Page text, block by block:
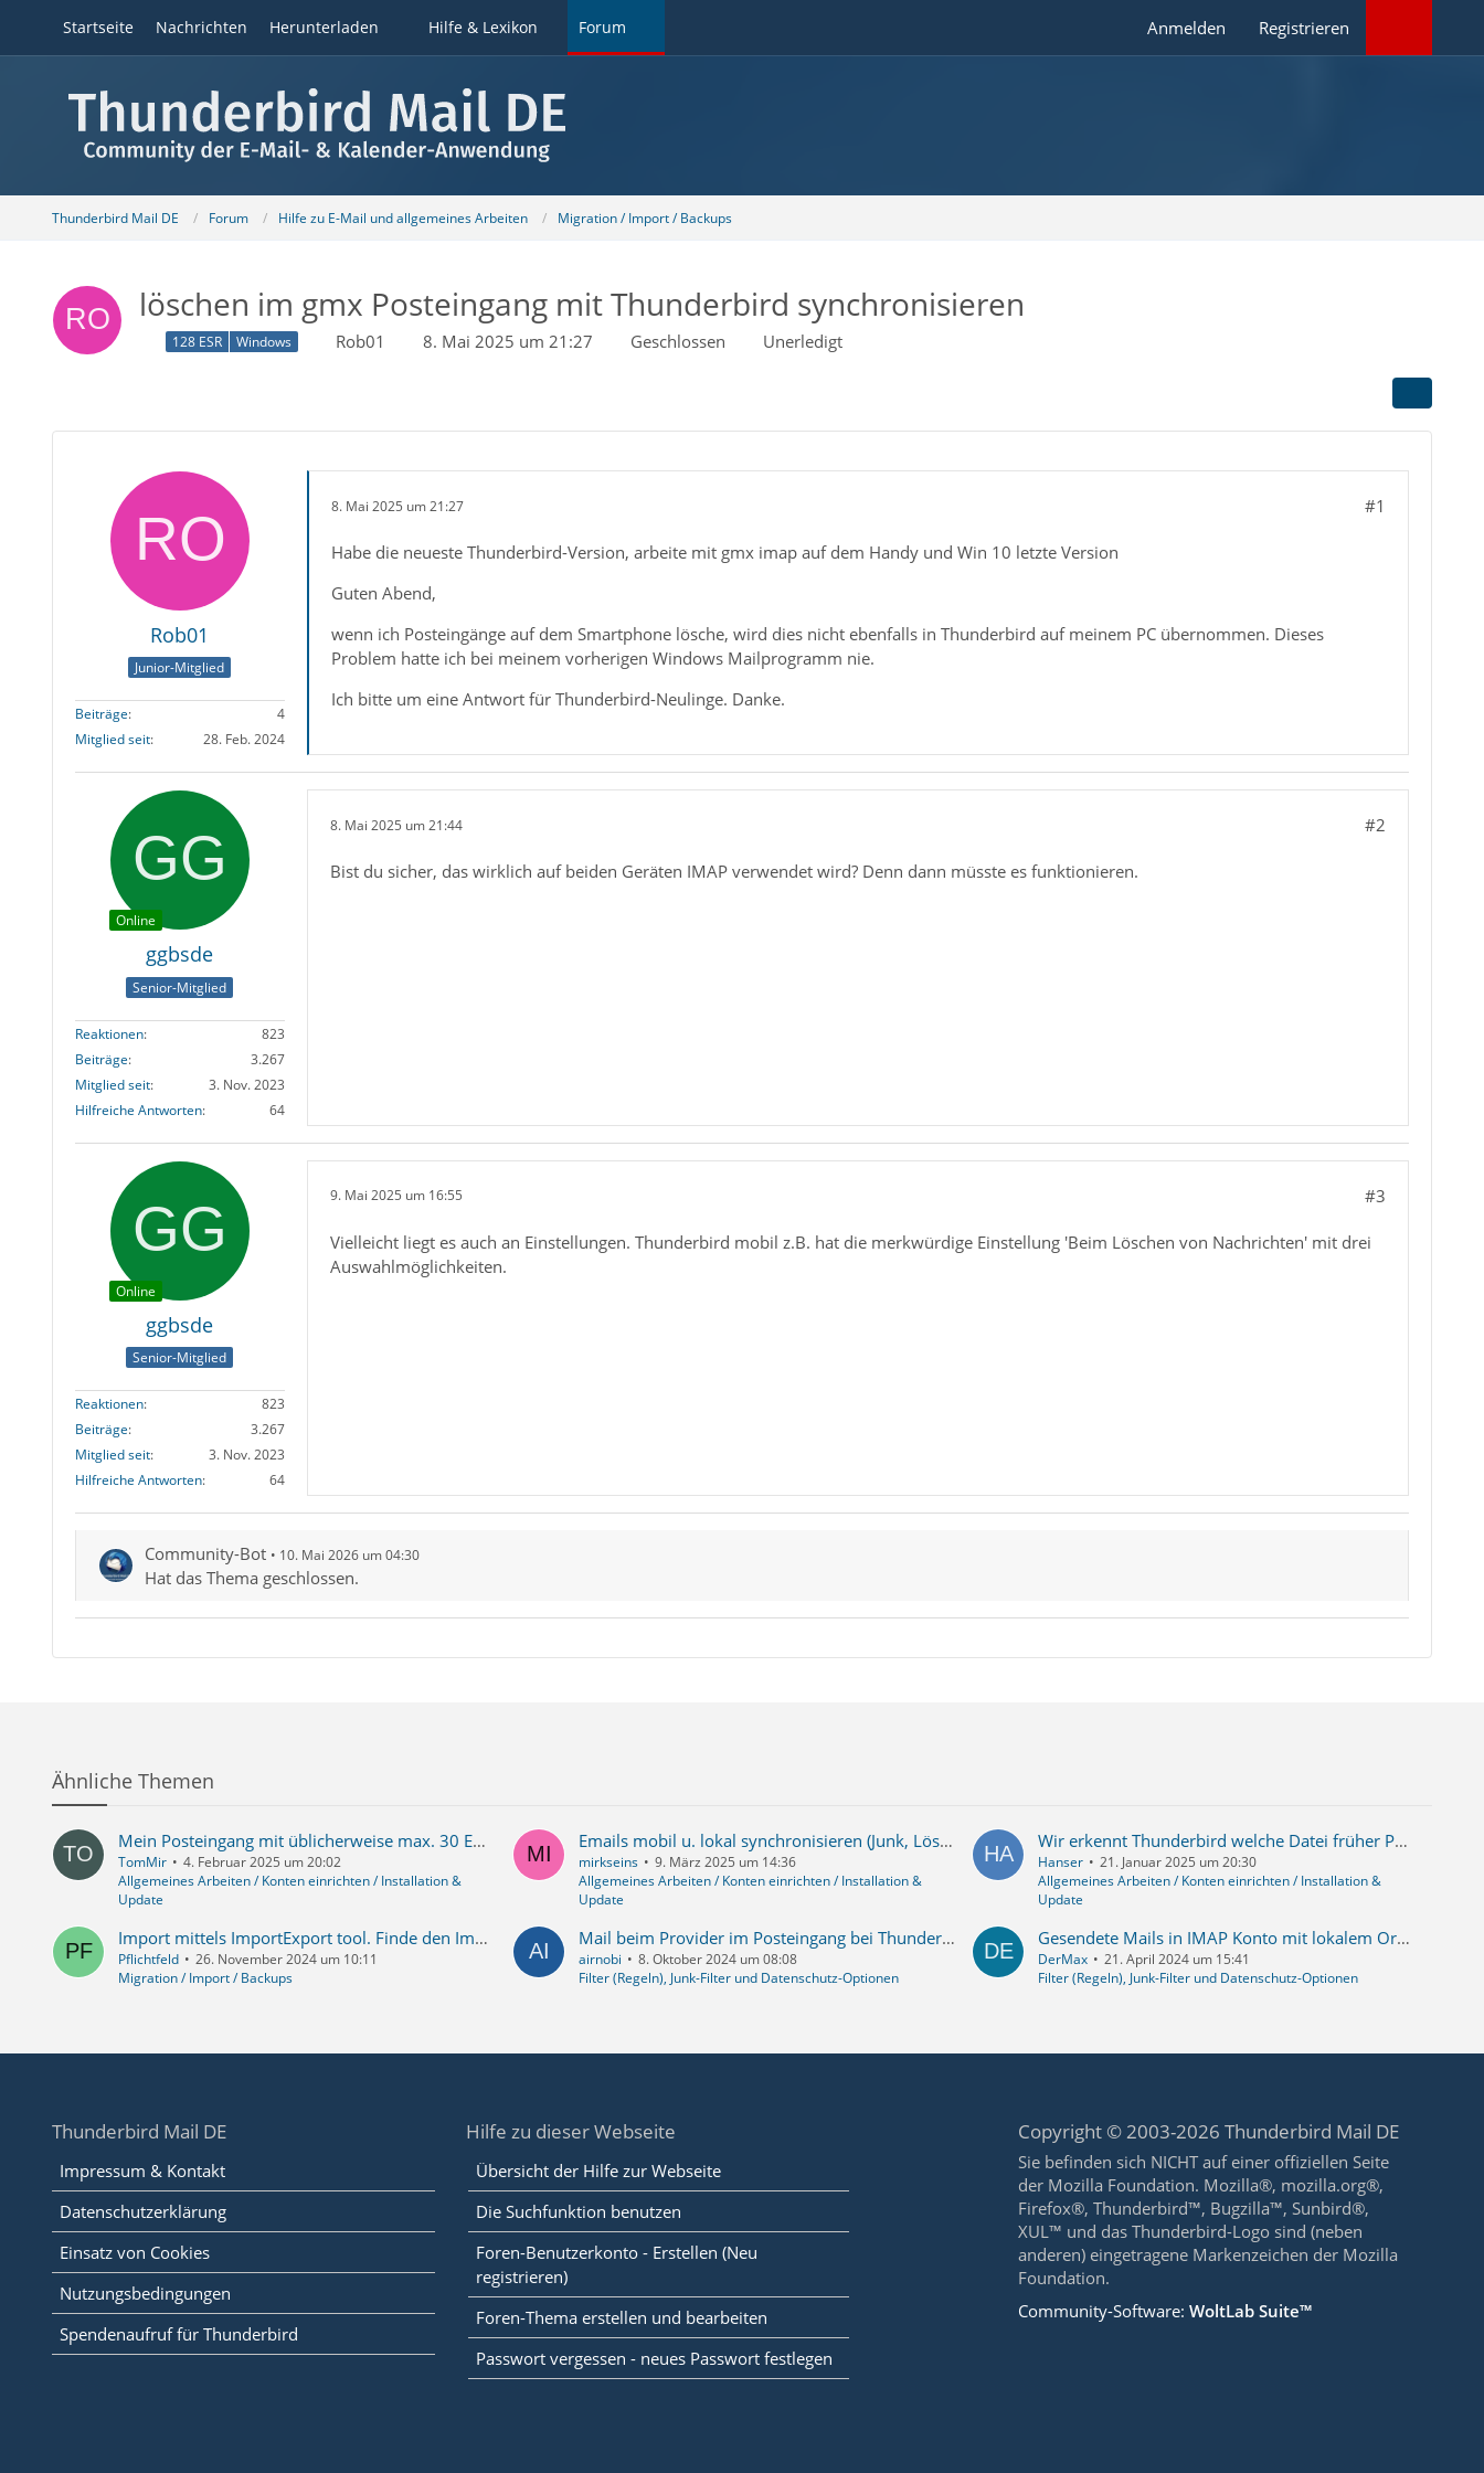
Startseite Nachrichten Herunterladen Hilfe & Lexikon Forum Anmelden Registrieren
Thunderbird Mail DE Forum Hilfe zu E-Mail und allgemeines Arbeiten Migration / Import / Backups
löschen im gmx Posteingang mit Thunderbird synchronisieren
128 ESR Windows Rob01 8. Mai 2025 um 21:27 Geschlossen Unerledigt
Rob01
Junior-Mitglied
Beiträge
4
Mitglied seit
28. Feb. 2024
8. Mai 2025 um 21:27 #1
Habe die neueste Thunderbird-Version, arbeite mit gmx imap auf dem Handy und Win 10 letzte Version
Guten Abend,
wenn ich Posteingänge auf dem Smartphone lösche, wird dies nicht ebenfalls in Thunderbird auf meinem PC übernommen. Dieses
Problem hatte ich bei meinem vorherigen Windows Mailprogramm nie.
Ich bitte um eine Antwort für Thunderbird-Neulinge. Danke.
Online
ggbsde
Senior-Mitglied
Reaktionen
823
Beiträge
3.267
Mitglied seit
3. Nov. 2023
Hilfreiche Antworten
64
8. Mai 2025 um 21:44 #2
Bist du sicher, das wirklich auf beiden Geräten IMAP verwendet wird? Denn dann müsste es funktionieren.
Online
ggbsde
Senior-Mitglied
Reaktionen
823
Beiträge
3.267
Mitglied seit
3. Nov. 2023
Hilfreiche Antworten
64
9. Mai 2025 um 16:55 #3
Vielleicht liegt es auch an Einstellungen. Thunderbird mobil z.B. hat die merkwürdige Einstellung 'Beim Löschen von Nachrichten' mit drei
Auswahlmöglichkeiten.
Community-Bot 10. Mai 2026 um 04:30
Hat das Thema geschlossen.
Ähnliche Themen
Mein Posteingang mit üblicherweise max. 30 Emails hat plötzlich über 1000 Emails
TomMir
4. Februar 2025 um 20:02
Allgemeines Arbeiten / Konten einrichten / Installation &
Update
Emails mobil u. lokal synchronisieren (Junk, Löschen, Gelesenstatus usw.)
mirkseins
9. März 2025 um 14:36
Allgemeines Arbeiten / Konten einrichten / Installation &
Update
Wir erkennt Thunderbird welche Datei früher Posteingang bzw. Ausgang war, offenbar nicht am Dateinamen?
Hanser
21. Januar 2025 um 20:30
Allgemeines Arbeiten / Konten einrichten / Installation &
Update
Import mittels ImportExport tool. Finde den Importierten Ordner nicht.
Pflichtfeld
26. November 2024 um 10:11
Migration / Import / Backups
Mail beim Provider im Posteingang bei Thunderbird im Papierkorb
airnobi
8. Oktober 2024 um 08:08
Filter (Regeln), Junk-Filter und Datenschutz-Optionen
Gesendete Mails in IMAP Konto mit lokalem Ordner synchronisieren
DerMax
21. April 2024 um 15:41
Filter (Regeln), Junk-Filter und Datenschutz-Optionen
Thunderbird Mail DE
Impressum & Kontakt
Datenschutzerklärung
Einsatz von Cookies
Nutzungsbedingungen
Spendenaufruf für Thunderbird
Hilfe zu dieser Webseite
Übersicht der Hilfe zur Webseite
Die Suchfunktion benutzen
Foren-Benutzerkonto - Erstellen (Neu
registrieren)
Foren-Thema erstellen und bearbeiten
Passwort vergessen - neues Passwort festlegen
Copyright © 2003-2026 Thunderbird Mail DE
Sie befinden sich NICHT auf einer offiziellen Seite
der Mozilla Foundation. Mozilla®, mozilla.org®,
Firefox®, Thunderbird™, Bugzilla™, Sunbird®,
XUL™ und das Thunderbird-Logo sind (neben
anderen) eingetragene Markenzeichen der Mozilla
Foundation.
Community-Software:WoltLab Suite™